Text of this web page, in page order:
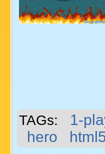
TAGs: 1-
hero